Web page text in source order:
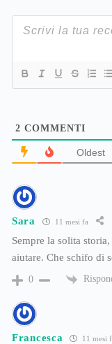
2 COMMENTI
Oldest
Sara 11 mesi fa
Sempre la solita
aiutare. Che schifo di
0
Francesca 11 mesi